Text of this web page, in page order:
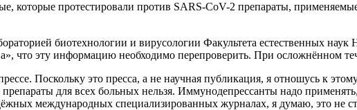
которые протестировали против SARS-CoV-2 препараты,
биотехнологии и вирусологии Факультета естественных наук
что эту информацию необходимо перепроверить. При осложнённом
Поскольку это пресса, а не научная публикация, я отношусь к
для всех больных нельзя. Иммунодепрессанты надо
международных специализированных журналах, я думаю, это не